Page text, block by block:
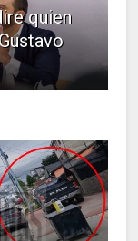
quien